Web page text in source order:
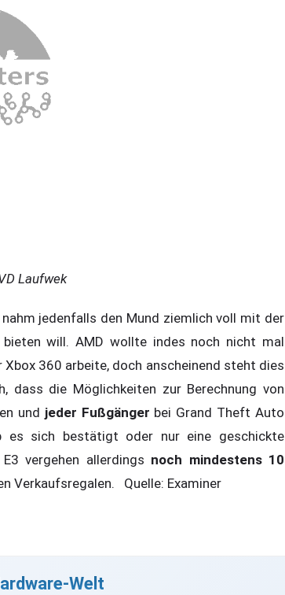
Laufwek
jedenfalls den Mund ziemlich voll mit der
will. AMD wollte indes noch nicht mal
360 arbeite, doch anscheinend steht dies
dass die Möglichkeiten zur Berechnung von
und jeder Fußgänger bei Grand Theft Auto
sich bestätigt oder nur eine geschickte
vergehen allerdings noch mindestens 10
Verkaufsregalen. Quelle: Examiner
Welt